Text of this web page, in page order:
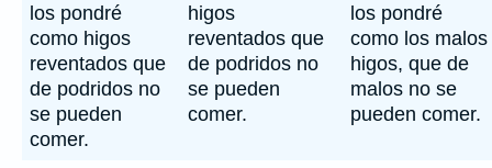
los pondré
como higos
reventados que
de podridos no
se pueden
comer.
higos
reventados que
de podridos no
se pueden
comer.
los pondré
como los malos
higos, que de
malos no se
pueden comer.